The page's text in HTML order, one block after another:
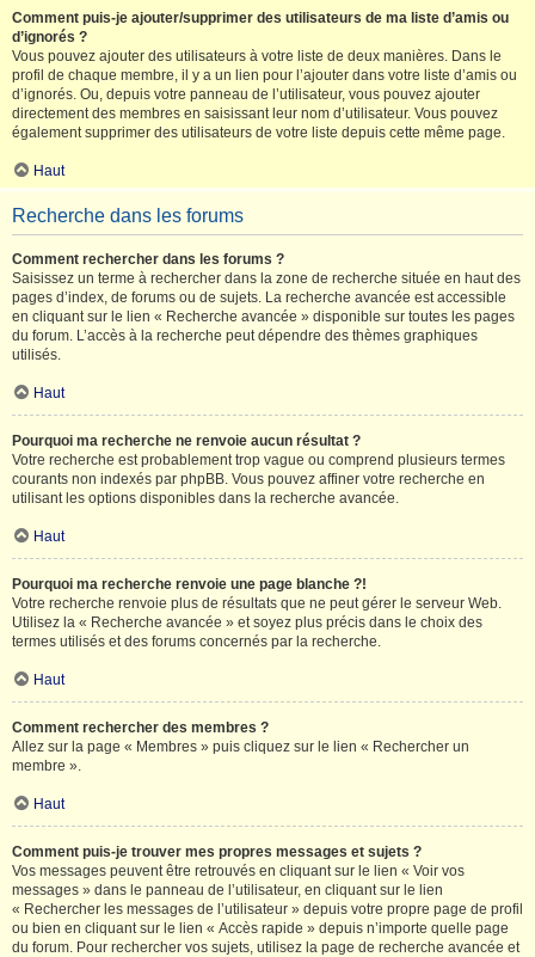
Comment puis-je ajouter/supprimer des utilisateurs de ma liste d’amis ou
d’ignorés ?
Vous pouvez ajouter des utilisateurs à votre liste de deux manières. Dans le
profil de chaque membre, il y a un lien pour l’ajouter dans votre liste d’amis ou
d’ignorés. Ou, depuis votre panneau de l’utilisateur, vous pouvez ajouter
directement des membres en saisissant leur nom d’utilisateur. Vous pouvez
également supprimer des utilisateurs de votre liste depuis cette même page.
Haut
Recherche dans les forums
Comment rechercher dans les forums ?
Saisissez un terme à rechercher dans la zone de recherche située en haut des
pages d’index, de forums ou de sujets. La recherche avancée est accessible
en cliquant sur le lien « Recherche avancée » disponible sur toutes les pages
du forum. L’accès à la recherche peut dépendre des thèmes graphiques
utilisés.
Haut
Pourquoi ma recherche ne renvoie aucun résultat ?
Votre recherche est probablement trop vague ou comprend plusieurs termes
courants non indexés par phpBB. Vous pouvez affiner votre recherche en
utilisant les options disponibles dans la recherche avancée.
Haut
Pourquoi ma recherche renvoie une page blanche ?!
Votre recherche renvoie plus de résultats que ne peut gérer le serveur Web.
Utilisez la « Recherche avancée » et soyez plus précis dans le choix des
termes utilisés et des forums concernés par la recherche.
Haut
Comment rechercher des membres ?
Allez sur la page « Membres » puis cliquez sur le lien « Rechercher un
membre ».
Haut
Comment puis-je trouver mes propres messages et sujets ?
Vos messages peuvent être retrouvés en cliquant sur le lien « Voir vos
messages » dans le panneau de l’utilisateur, en cliquant sur le lien
« Rechercher les messages de l’utilisateur » depuis votre propre page de profil
ou bien en cliquant sur le lien « Accès rapide » depuis n’importe quelle page
du forum. Pour rechercher vos sujets, utilisez la page de recherche avancée et